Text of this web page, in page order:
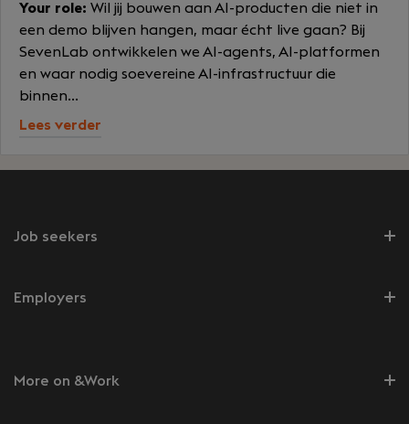
Your role: Wil jij bouwen aan AI-producten die niet in
een demo blijven hangen, maar écht live gaan? Bij
SevenLab ontwikkelen we AI-agents, AI-platformen
en waar nodig soevereine AI-infrastructuur die
binnen...
Lees verder
Job seekers
Employers
More on &Work